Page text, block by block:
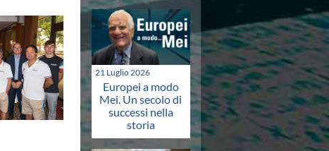
21 Luglio 2026
Europei a modo
Mei. Un secolo di
successi nella
storia